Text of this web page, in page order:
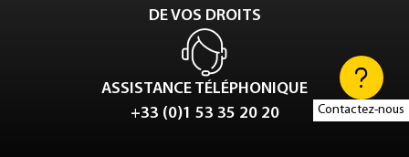
Contactez-nous
DE VOS DROITS
ASSISTANCE TÉLÉPHONIQUE
+33 (0)1 53 35 20 20